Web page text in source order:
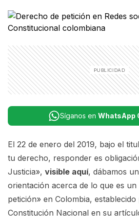
Síganos en WhatsApp
El 22 de enero del 2019, bajo el
tu derecho, responder es
Justicia», visible aquí, dábamos
orientación acerca de lo que es un
petición» en Colombia,
Constitución Nacional en su